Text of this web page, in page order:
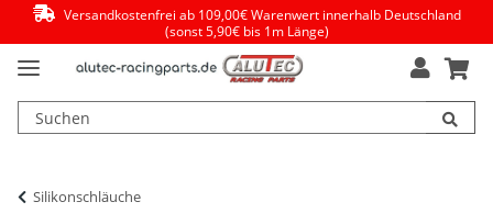
Versandkostenfrei ab 109,00€ Warenwert innerhalb Deutschland
(sonst 5,90€ bis 1m Länge)
Silikonschläuche